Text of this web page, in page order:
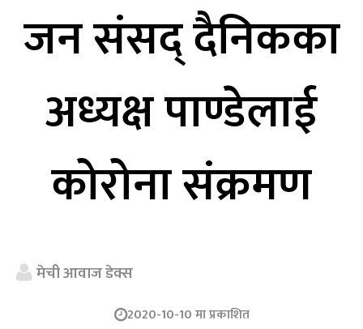
जन संसद् दैनिकका
अध्यक्ष पाण्डेलाई
कोरोना संक्रमण
मेची आवाज डेक्स
2020-10-10 मा प्रकाशित